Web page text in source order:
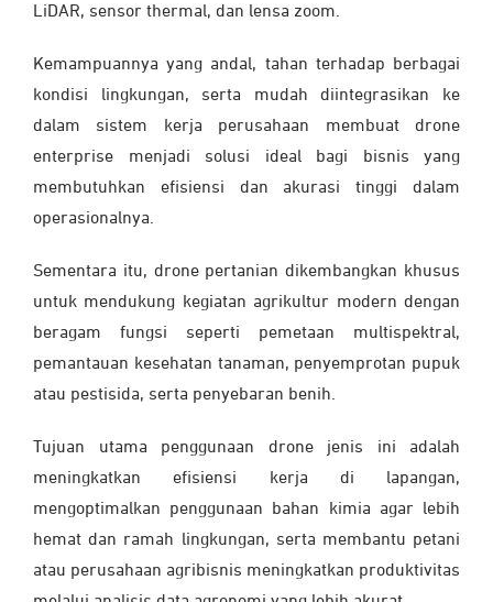
LiDAR, sensor thermal, dan lensa zoom.
Kemampuannya yang andal, tahan terhadap berbagai
kondisi lingkungan, serta mudah diintegrasikan ke
dalam sistem kerja perusahaan membuat drone
enterprise menjadi solusi ideal bagi bisnis yang
membutuhkan efisiensi dan akurasi tinggi dalam
operasionalnya.
Sementara itu, drone pertanian dikembangkan khusus
untuk mendukung kegiatan agrikultur modern dengan
beragam fungsi seperti pemetaan multispektral,
pemantauan kesehatan tanaman, penyemprotan pupuk
atau pestisida, serta penyebaran benih.
Tujuan utama penggunaan drone jenis ini adalah
meningkatkan efisiensi kerja di lapangan,
mengoptimalkan penggunaan bahan kimia agar lebih
hemat dan ramah lingkungan, serta membantu petani
atau perusahaan agribisnis meningkatkan produktivitas